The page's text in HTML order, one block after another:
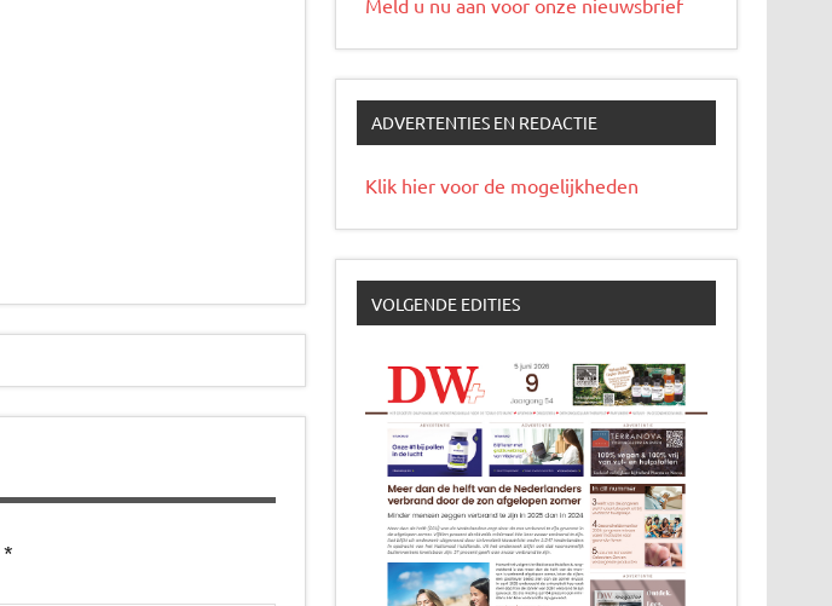
*
ADVERTENTIES EN REDACTIE
Klik hier voor de mogelijkheden
VOLGENDE EDITIES